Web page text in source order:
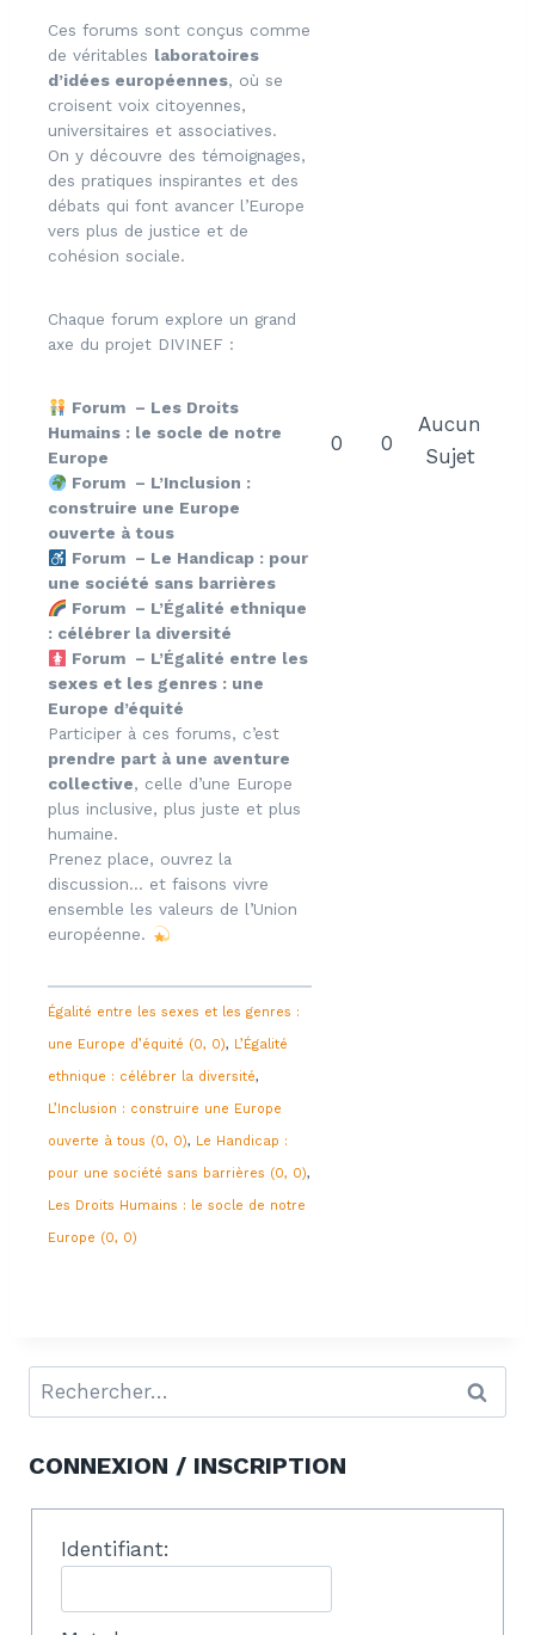
Ces forums sont conçus comme
de véritables laboratoires
d’idées européennes, où se
croisent voix citoyennes,
universitaires et associatives.
On y découvre des témoignages,
des pratiques inspirantes et des
débats qui font avancer l’Europe
vers plus de justice et de
cohésion sociale.
Chaque forum explore un grand
axe du projet DIVINEF :
Forum – Les Droits
Humains : le socle de notre
Europe
Forum – L’Inclusion :
construire une Europe
ouverte à tous
Forum – Le Handicap : pour
une société sans barrières
Forum – L’Égalité ethnique
: célébrer la diversité
Forum – L’Égalité entre les
sexes et les genres : une
Europe d’équité
Participer à ces forums, c’est
prendre part à une aventure
collective, celle d’une Europe
plus inclusive, plus juste et plus
humaine.
Prenez place, ouvrez la
discussion… et faisons vivre
ensemble les valeurs de l’Union
européenne.
Égalité entre les sexes et les genres :
une Europe d’équité (0, 0) L’Égalité
ethnique : célébrer la diversité
L’Inclusion : construire une Europe
ouverte à tous (0, 0) Le Handicap :
pour une société sans barrières (0, 0)
Les Droits Humains : le socle de notre
Europe (0, 0)
0 0
Aucun
Sujet
CONNEXION / INSCRIPTION
Identifiant: